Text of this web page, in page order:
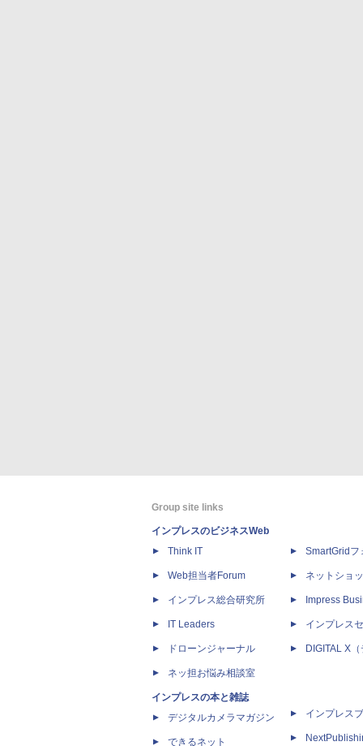
Group site links
インプレスのビジネスWeb
Think IT
Web担当者Forum
インプレス総合研究所
IT Leaders
ドローンジャーナル
ネッ担お悩み相談室
インプレスの本と雑誌
デジタルカメラマガジン
できるネット
SmartGridフ
ネットショ
Impress
インプレス
DIGITAL X
インプレス